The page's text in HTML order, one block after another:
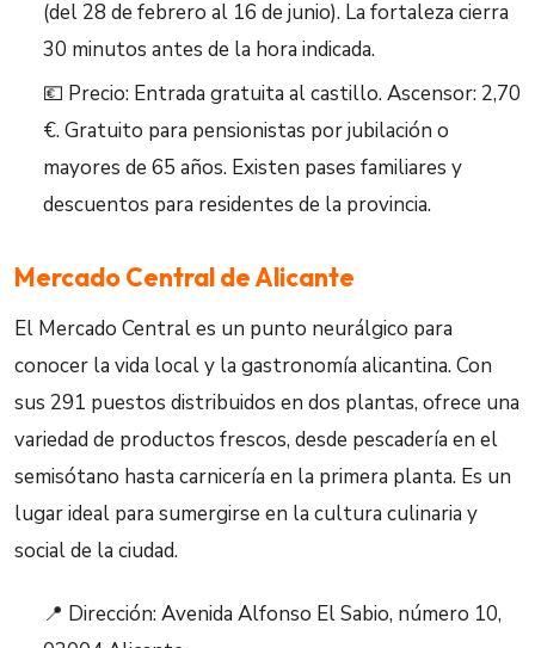
(del 28 de febrero al 16 de junio). La fortaleza cierra
30 minutos antes de la hora indicada.
💶 Precio: Entrada gratuita al castillo. Ascensor: 2,70
€. Gratuito para pensionistas por jubilación o
mayores de 65 años. Existen pases familiares y
descuentos para residentes de la provincia.
Mercado Central de Alicante
El Mercado Central es un punto neurálgico para
conocer la vida local y la gastronomía alicantina. Con
sus 291 puestos distribuidos en dos plantas, ofrece una
variedad de productos frescos, desde pescadería en el
semisótano hasta carnicería en la primera planta. Es un
lugar ideal para sumergirse en la cultura culinaria y
social de la ciudad.
📍 Dirección: Avenida Alfonso El Sabio, número 10,